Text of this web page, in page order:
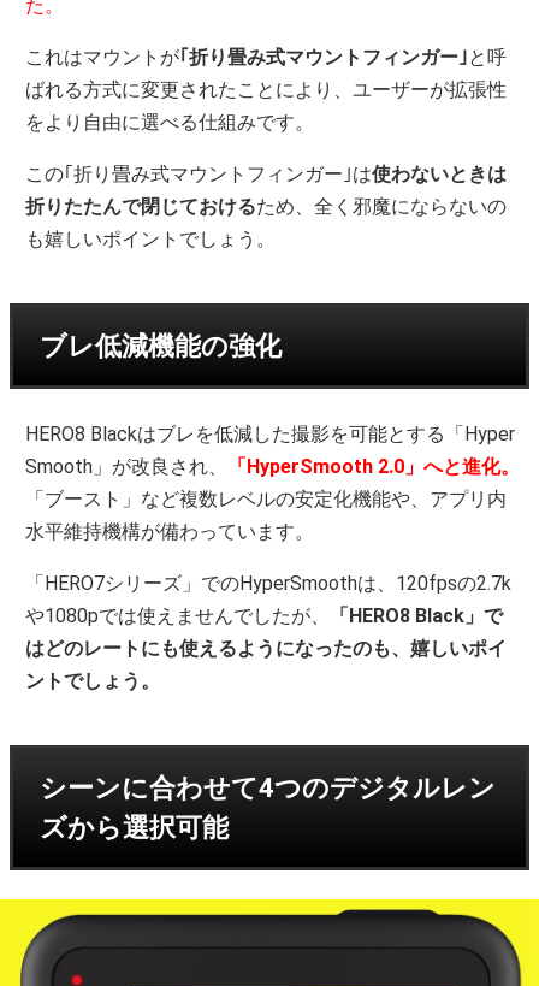
た。
これはマウントが｢折り畳み式マウントフィンガー｣と呼
ばれる方式に変更されたことにより、ユーザーが拡張性
をより自由に選べる仕組みです。
この｢折り畳み式マウントフィンガー｣は使わないときは
折りたたんで閉じておけるため、全く邪魔にならないの
も嬉しいポイントでしょう。
ブレ低減機能の強化
HERO8 Blackはブレを低減した撮影を可能とする「Hyper
Smooth」が改良され、
「HyperSmooth 2.0」へと進化。
「ブースト」など複数レベルの安定化機能や、アプリ内
水平維持機構が備わっています。
「HERO7シリーズ」でのHyperSmoothは、120fpsの2.7k
や1080pでは使えませんでしたが、
「HERO8 Black」で
はどのレートにも使えるようになったのも、嬉しいポイ
ントでしょう。
シーンに合わせて4つのデジタルレン
ズから選択可能